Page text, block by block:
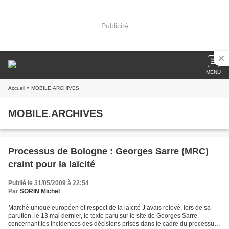
Publicité
MENU
Accueil » MOBILE.ARCHIVES
MOBILE.ARCHIVES
Processus de Bologne : Georges Sarre (MRC)
craint pour la laïcité
Publié le 31/05/2009 à 22:54
Par SORIN Michel
Marché unique européen et respect de la laïcité J’avais relevé, lors de sa
parution, le 13 mai dernier, le texte paru sur le site de Georges Sarre
concernant les incidences des décisions prises dans le cadre du processus